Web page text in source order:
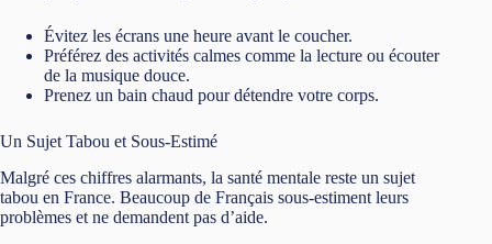
Évitez les écrans une heure avant le coucher.
Préférez des activités calmes comme la lecture ou écouter
de la musique douce.
Prenez un bain chaud pour détendre votre corps.
Un Sujet Tabou et Sous-Estimé
Malgré ces chiffres alarmants, la santé mentale reste un sujet
tabou en France. Beaucoup de Français sous-estiment leurs
problèmes et ne demandent pas d’aide.